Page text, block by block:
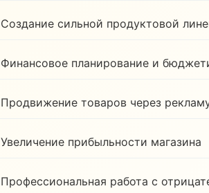
Создание сильной продуктовой
Финансовое планирование и
Продвижение товаров через
Увеличение прибыльности магазина
Профессиональная работа с